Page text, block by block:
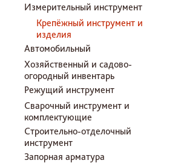
Измерительный инструмент
Крепёжный инструмент и
изделия
Автомобильный
Хозяйственный и садово-
огородный инвентарь
Режущий инструмент
Сварочный инструмент и
комплектующие
Строительно-отделочный
инструмент
Запорная арматура